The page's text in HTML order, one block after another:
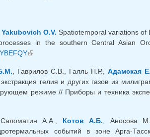
Yakubovich O.V. Spatiotemporal variations
in the southern Central Asian
ссылка)(внешняя ссылка)
, Гаврилов С.В., Галль Н.Р., Адамская
гелия и других газов из
режиме // Приборы и техника
А.А., Котов А.Б., Аносова
событий в зоне Арга-